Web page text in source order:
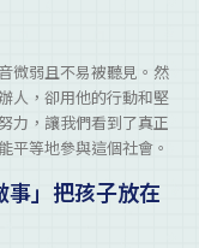
微弱且不易被聽見。然
人，卻用他的行動和堅
力，讓我們看到了真正
平等地參與這個社會。
事」把孩子放在